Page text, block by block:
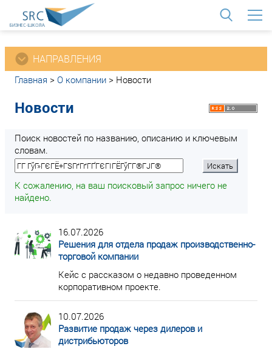
НАПРАВЛЕНИЯ
Главная > О компании > Новости
Новости
Поиск новостей по названию, описанию и ключевым
словам.
К сожалению, на ваш поисковый запрос ничего не
найдено.
16.07.2026
Решения для отдела продаж производственно-
торговой компании
Кейс с рассказом о недавно проведенном
корпоративном проекте.
10.07.2026
Развитие продаж через дилеров и
дистрибьюторов